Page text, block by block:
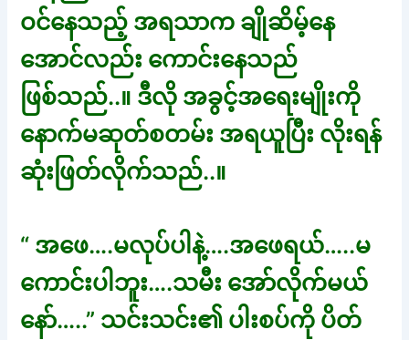
ဝင်နေသည့် အရသာက ချိုဆိမ့်နေ
အောင်လည်း ကောင်းနေသည်
ဖြစ်သည်..။ ဒီလို အခွင့်အရေးမျိုးကို
နောက်မဆုတ်စတမ်း အရယူပြီး လိုးရန်
ဆုံးဖြတ်လိုက်သည်..။
“ အဖေ….မလုပ်ပါနဲ့….အဖေရယ်…..မ
ကောင်းပါဘူး….သမီး အော်လိုက်မယ်
နော်…..” သင်းသင်း၏ ပါးစပ်ကို ပိတ်